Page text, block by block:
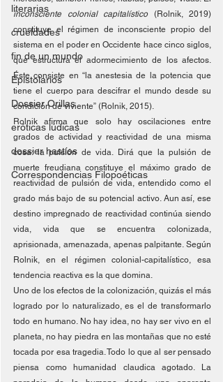
literarias
crueldades
fin de un mundo
Epistolarios
Dossier Orillas
eróticas lúdicas
dossier hastíos
Correspondencias Filopoéticas
inconsciente colonial capitalístico (Rolnik, 2019)
constituye el régimen de inconsciente propio del
sistema en el poder en Occidente hace cinco siglos,
que estructura el adormecimiento de los afectos.
Éste consiste en “la anestesia de la potencia que
tiene el cuerpo para descifrar el mundo desde su
condición de viviente” (Rolnik, 2015).
Rolnik afirma que solo hay oscilaciones entre
grados de actividad y reactividad de una misma
cosa: la pulsión de vida. Dirá que la pulsión de
muerte freudiana constituye el máximo grado de
reactividad de pulsión de vida, entendido como el
grado más bajo de su potencial activo. Aun así, ese
destino impregnado de reactividad continúa siendo
vida, vida que se encuentra colonizada,
aprisionada, amenazada, apenas palpitante. Según
Rolnik, en el régimen colonial-capitalístico, esa
tendencia reactiva es la que domina.
Uno de los efectos de la colonización, quizás el más
logrado por lo naturalizado, es el de transformarlo
todo en humano. No hay idea, no hay ser vivo en el
planeta, no hay piedra en las montañas que no esté
tocada por esa tragedia. Todo lo que al ser pensado
piensa como humanidad claudica agotado. La